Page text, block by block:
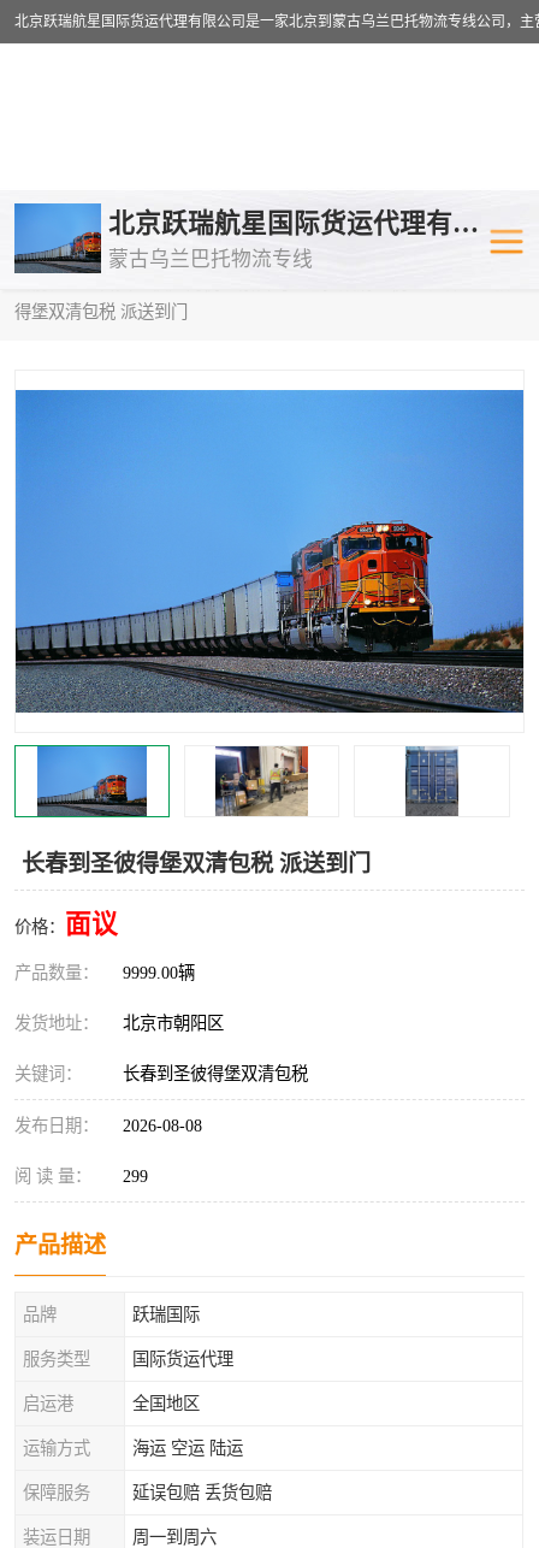
北京跃瑞航星国际货运代理有限公司
蒙古乌兰巴托物流专线
得堡双清包税 派送到门
长春到圣彼得堡双清包税 派送到门
价格： 面议
产品数量： 9999.00辆
发货地址： 北京市朝阳区
关键词： 长春到圣彼得堡双清包税
发布日期： 2026-08-08
阅 读 量： 299
产品描述
品牌 跃瑞国际
服务类型 国际货运代理
启运港 全国地区
运输方式 海运 空运 陆运
保障服务 延误包赔 丢货包赔
装运日期 周一到周六
乌兰巴托物流专线 乌兰巴托铁
乌兰巴托公路运输
中欧班列
蒙古乌兰巴托双清包税 蒙古乌兰巴